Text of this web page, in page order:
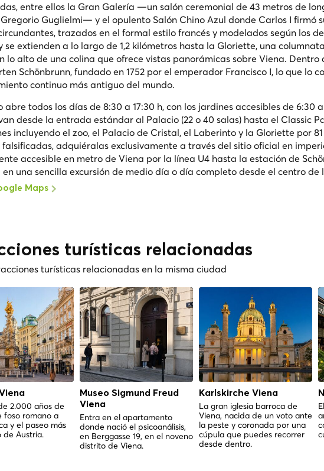
entre ellos la Gran Galería —un salón ceremonial de 43 metros de
Guglielmi— y el opulento Salón Chino Azul donde Carlos I firmó
trazados en el formal estilo francés y modelados según los
se extienden a lo largo de 1,2 kilómetros hasta la Gloriette, una
lo alto de una colina que ofrece vistas panorámicas sobre Viena.
Schönbrunn, fundado en 1752 por el emperador Francisco I, lo que lo
continuo más antiguo del mundo.
abre todos los días de 8:30 a 17:30 h, con los jardines accesibles de 6:30
desde la entrada estándar al Palacio (22 o 40 salas) hasta el Classic
incluyendo el zoo, el Palacio de Cristal, el Laberinto y la Gloriette por
adquiéralas exclusivamente a través del sitio oficial en
accesible en metro de Viena por la línea U4 hasta la estación de
una sencilla excursión de medio día o día completo desde el centro de
Maps
turísticas relacionadas
turísticas relacionadas en la misma ciudad
2.000 años de
foso romano a
y el paseo más
de Austria.
Museo Sigmund Freud
Viena
Entra en el apartamento
donde nació el psicoanálisis,
en Berggasse 19, en el noveno
distrito de Viena.
Karlskirche Viena
La gran iglesia barroca de
Viena, nacida de un voto ante
la peste y coronada por una
cúpula que puedes recorrer
desde dentro.